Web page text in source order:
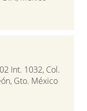
Int. 1032, Col.
Gto. México